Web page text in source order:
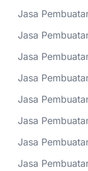
Jasa
Jasa
Jasa
Jasa
Jasa
Jasa
Jasa
Jasa